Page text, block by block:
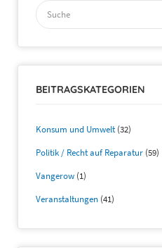
Suchen
nach:
BEITRAGSKATEGORIEN
Konsum und Umwelt(32)
Politik / Recht auf Reparatur (59)
Vangerow (1)
Veranstaltungen (41)